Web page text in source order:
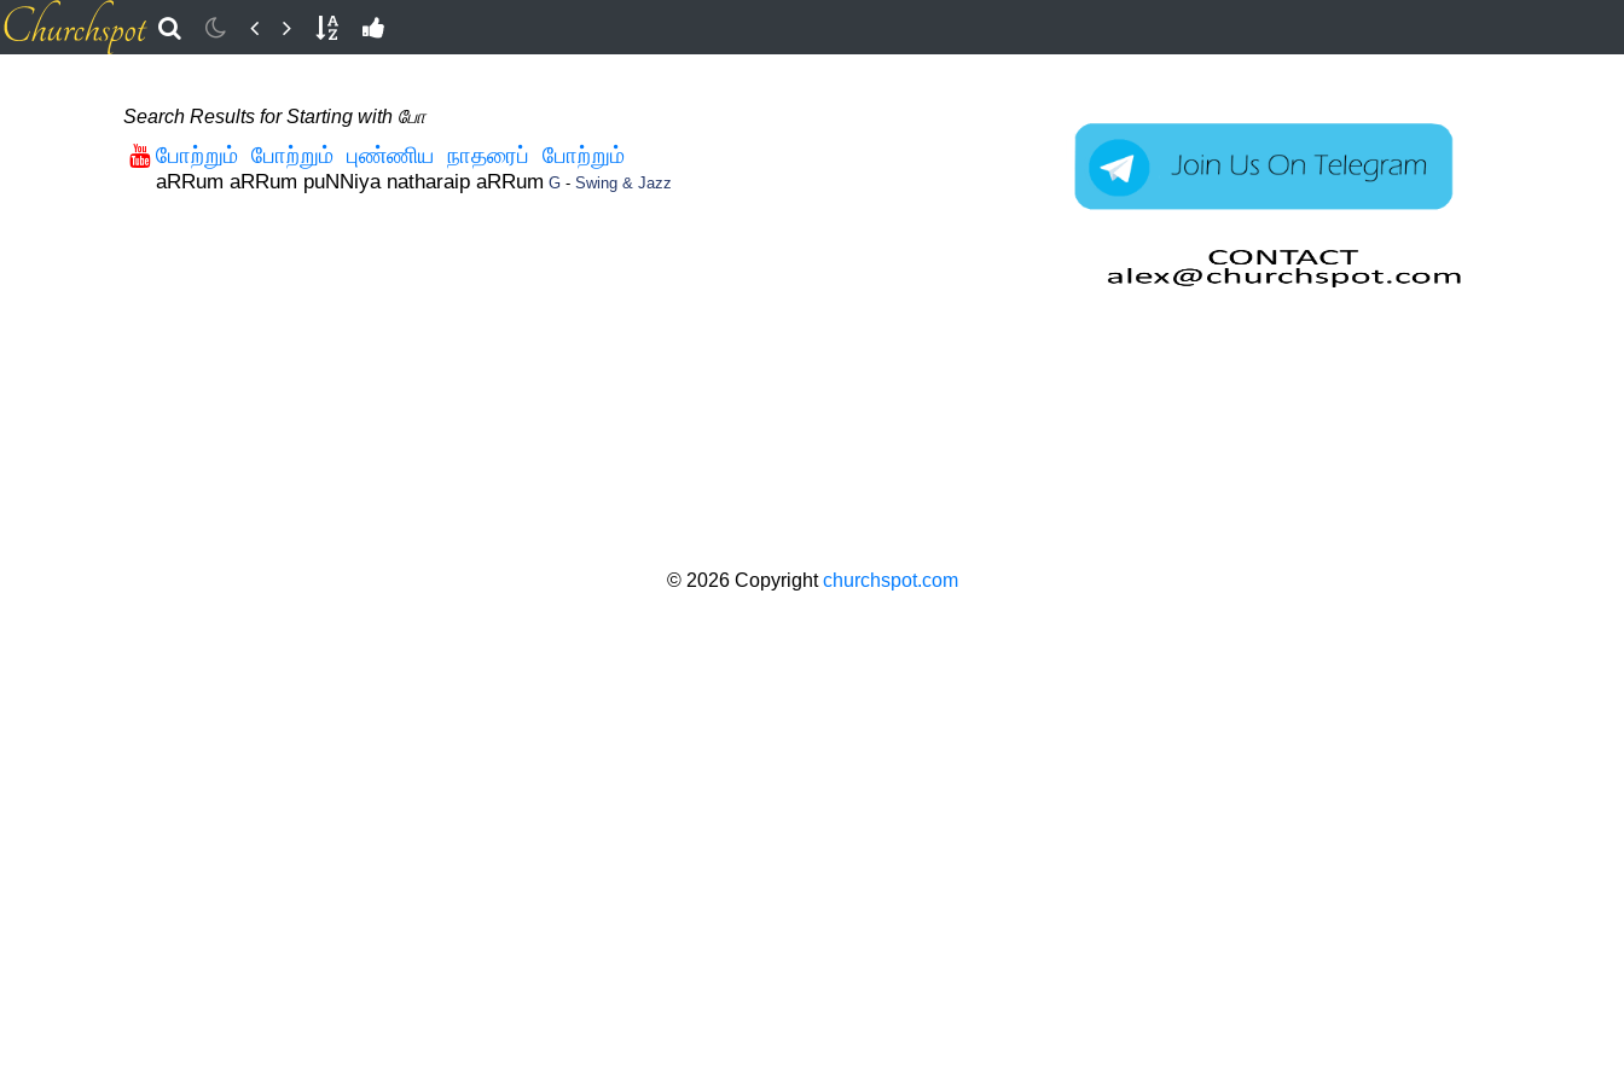
Search Results for Starting with போ
போற்றும் போற்றும் புண்ணிய நாதரைப் போற்றும்
aRRum aRRum puNNiya natharaip aRRum G - Swing & Jazz
© 2026 Copyrightchurchspot.com